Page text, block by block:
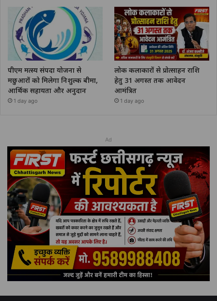
पीएम मत्स्य संपदा योजना से
मछुआरों को मिलेगा निशुल्क बीमा,
आर्थिक सहायता और अनुदान
1 day ago
लोक कलाकारों से प्रोत्साहन राशि
हेतु 31 अगस्त तक आवेदन
आमंत्रित
1 day ago
Ad